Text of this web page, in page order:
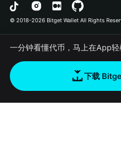
工作机会
DApp
RWA
如何购买加密货币
批量转账
Bitcoin
Polygon
用户使用协议
© 2018-2026 Bitget Wallet All Rights
一分钟看懂代币，马上在App
下载